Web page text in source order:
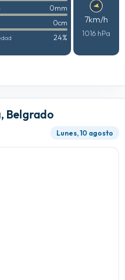
0mm
0cm
24%
7km/h
1016 hPa
Belgrado
Lunes, 10 agosto